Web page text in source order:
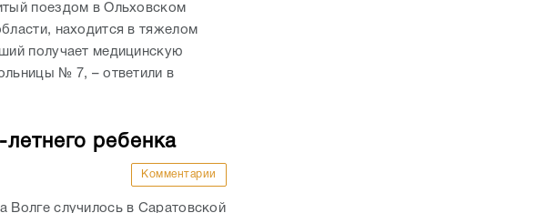
поездом в Ольховском
находится в тяжелом
получает медицинскую
№ 7, – ответили в
ребенка
Комментарии
Волге случилось в Саратовской